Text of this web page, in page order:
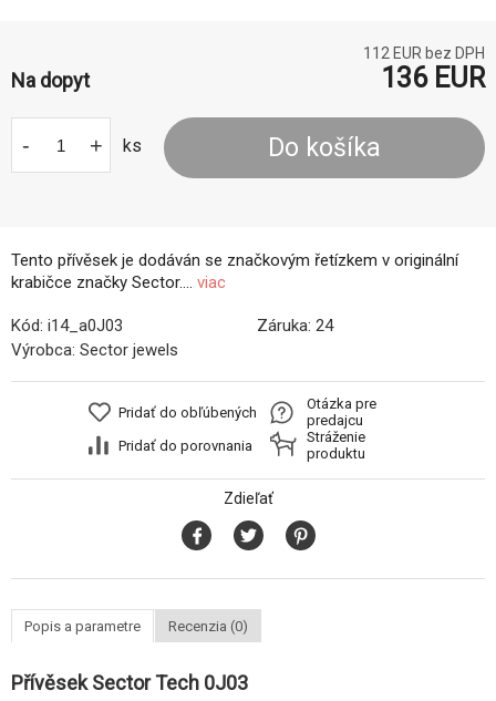
Tento přívěsek je dodáván se značkovým řetízkem v originální
krabičce značky Sector.... viac
112 EUR bez DPH
Na dopyt 136EUR
- + ks Do košíka
Kód: i14_a0J03 Záruka: 24
Výrobca: Sector jewels
Pridať do obľúbených
Pridať do porovnania
Otázka pre
predajcu
Stráženie
produktu
Zdieľať
Popis a parametre Recenzia (0)
Přívěsek Sector Tech 0J03